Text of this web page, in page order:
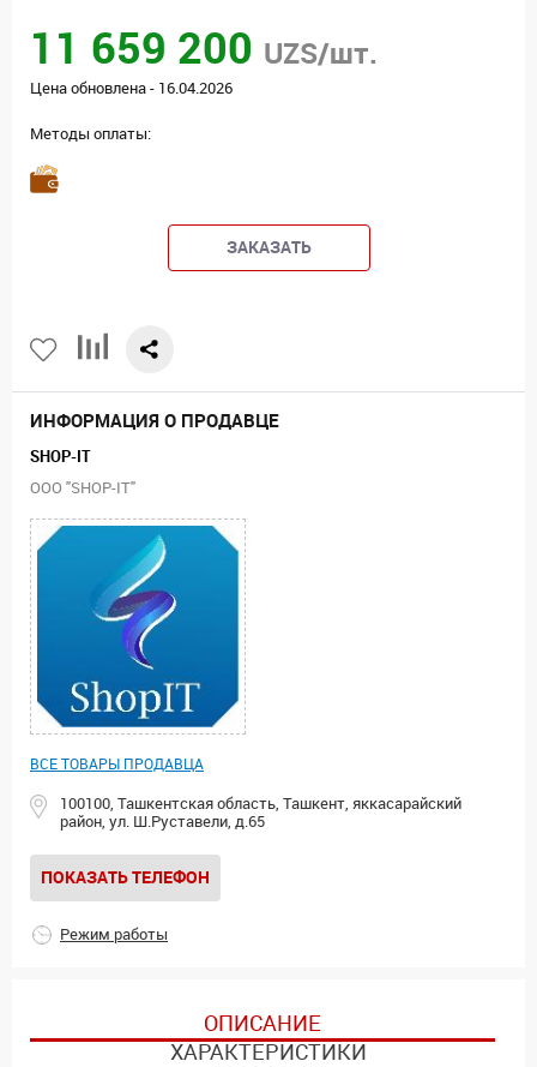
11 659 200 UZS/шт.
Цена обновлена - 16.04.2026
Методы оплаты:
ЗАКАЗАТЬ
ИНФОРМАЦИЯ О ПРОДАВЦЕ
SHOP-IT
ООО "SHOP-IT"
ВСЕ ТОВАРЫ ПРОДАВЦА
100100, Ташкентская область, Ташкент, яккасарайский
район, ул. Ш.Руставели, д.65
ПОКАЗАТЬ ТЕЛЕФОН
Режим работы
ОПИСАНИЕ
ХАРАКТЕРИСТИКИ